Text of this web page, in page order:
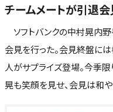
チームメートが引退
ソフトバンクの中村晃内
会見を行った。会見終盤に
人がサプライズ登場。今季
晃も笑顔を見せ、会見は和